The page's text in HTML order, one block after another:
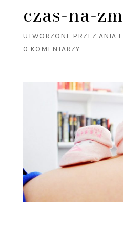
czas-na-
UTWORZONE PRZEZ ANIA
0 KOMENTARZY